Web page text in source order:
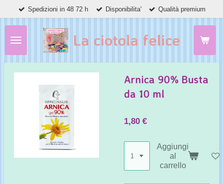
principale
La ciotola felice
Spedizioni in 48 72 h Disponibilita' Qualità premium
Arnica 90% Busta
da 10 ml
1,80 €
Aggiungi
al
carrello